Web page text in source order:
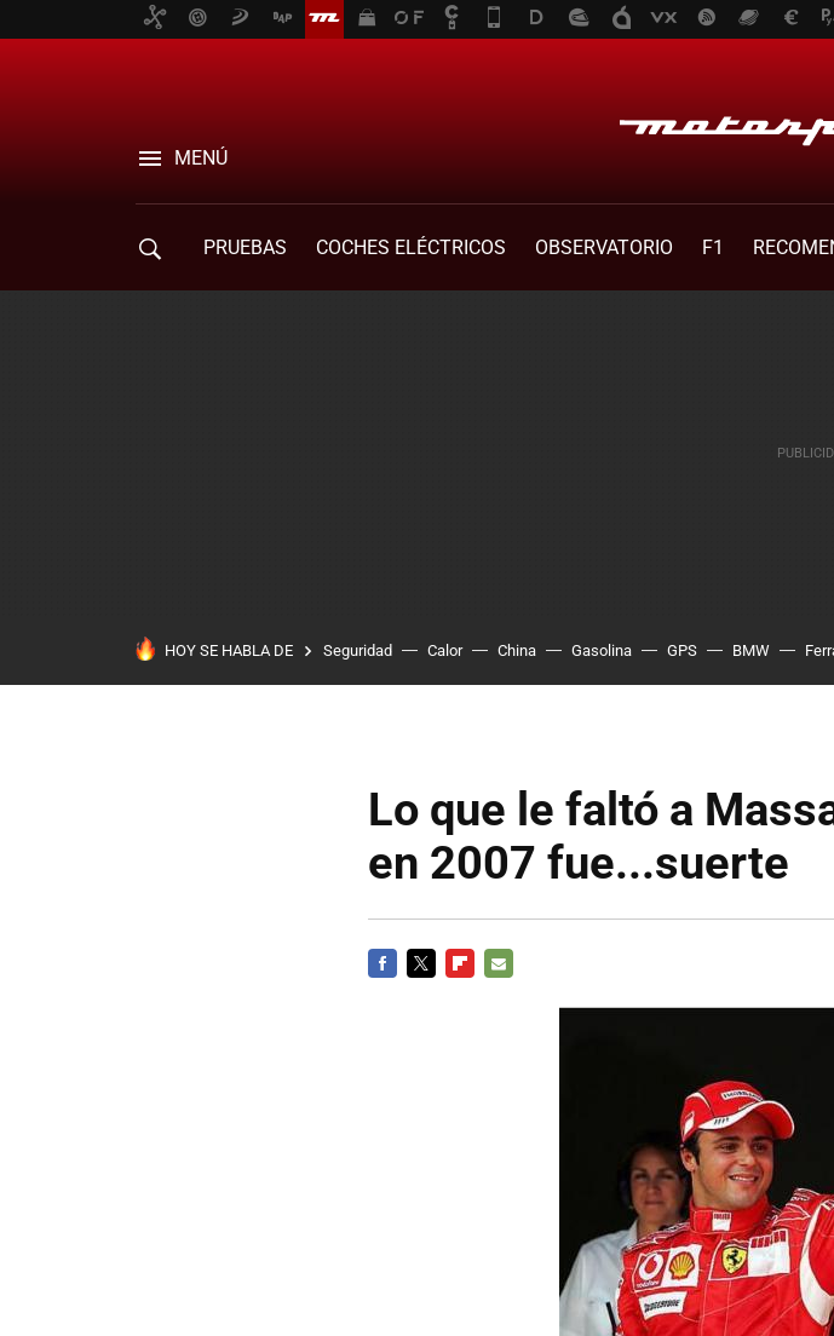
MENÚ
PRUEBAS COCHES ELÉCTRICOS OBSERVATORIO F1
HOY SE HABLA DE Seguridad Calor China Gasolina GPS BMW
Lo que le faltó a
en 2007 fue...suerte